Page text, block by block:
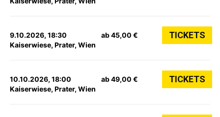
9.10.2026, 18:30
Kaiserwiese, Prater, Wien
ab 45,00 € TICKETS
10.10.2026, 18:00
Kaiserwiese, Prater, Wien
ab 49,00 € TICKETS